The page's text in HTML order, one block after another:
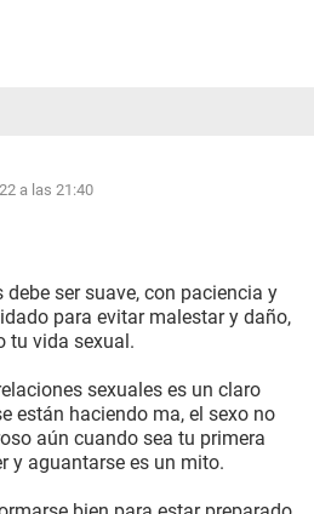
a las 21:40
ser suave, con paciencia y
para evitar malestar y daño,
tu vida sexual.
sexuales es un claro
están haciendo ma, el sexo no
aún cuando sea tu primera
y aguantarse es un mito.